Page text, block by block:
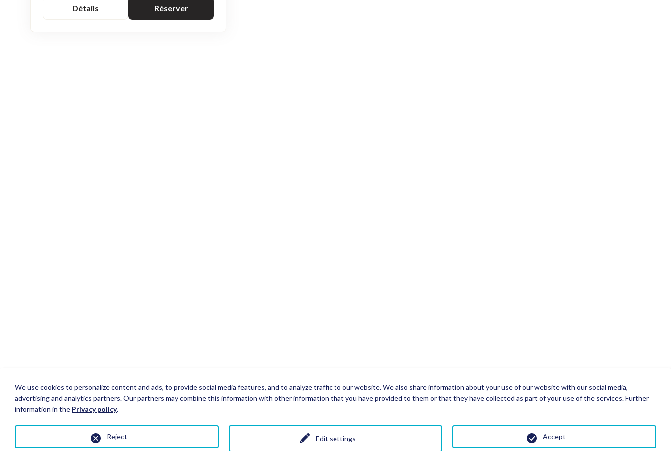
Détails Réserver
We use cookies to personalize content and ads, to provide social media features, and to analyze traffic to our website. We also share information about your use of our website with our social media,
advertising and analytics partners. Our partners may combine this information with other information that you have provided to them or that they have collected as part of your use of the services. Further
information in the Privacy policy.
Edit settings
Reject Accept